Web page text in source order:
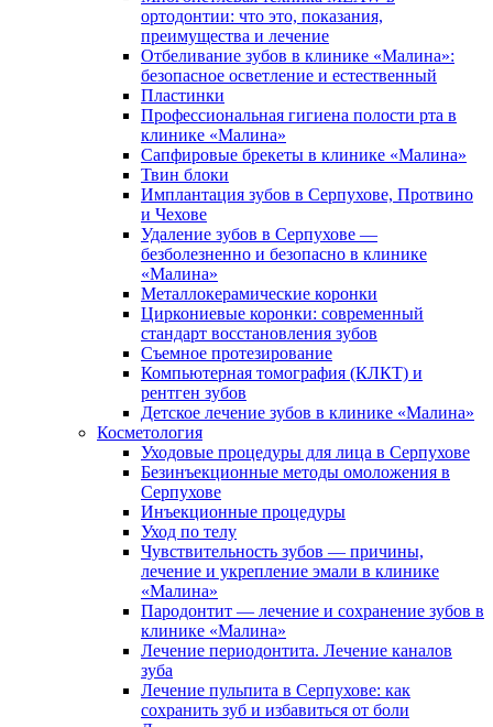
ортодонтии: что это, показания,
преимущества и лечение
Отбеливание зубов в клинике «Малина»:
безопасное осветление и естественный
Пластинки
Профессиональная гигиена полости рта в
клинике «Малина»
Сапфировые брекеты в клинике «Малина»
Твин блоки
Имплантация зубов в Серпухове, Протвино
и Чехове
Удаление зубов в Серпухове —
безболезненно и безопасно в клинике
«Малина»
Металлокерамические коронки
Циркониевые коронки: современный
стандарт восстановления зубов
Съемное протезирование
Компьютерная томография (КЛКТ) и
рентген зубов
Детское лечение зубов в клинике «Малина»
Косметология
Уходовые процедуры для лица в Серпухове
Безинъекционные методы омоложения в
Серпухове
Инъекционные процедуры
Уход по телу
Чувствительность зубов — причины,
лечение и укрепление эмали в клинике
«Малина»
Пародонтит — лечение и сохранение зубов в
клинике «Малина»
Лечение периодонтита. Лечение каналов
зуба
Лечение пульпита в Серпухове: как
сохранить зуб и избавиться от боли